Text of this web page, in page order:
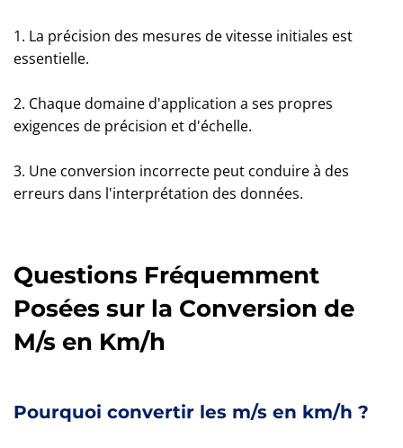
1. La précision des mesures de vitesse initiales est
essentielle.
2. Chaque domaine d'application a ses propres
exigences de précision et d'échelle.
3. Une conversion incorrecte peut conduire à des
erreurs dans l'interprétation des données.
Questions Fréquemment
Posées sur la Conversion de
M/s en Km/h
Pourquoi convertir les m/s en km/h ?